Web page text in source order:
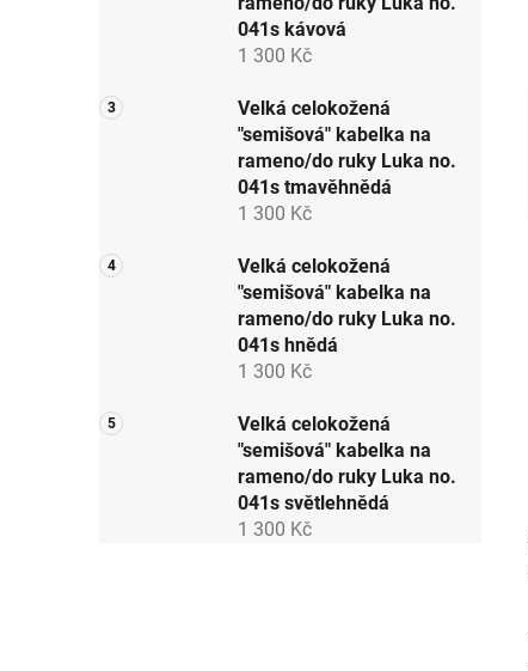
e
041s kávová
1 300 Kč
Velká celokožená
"semišová" kabelka na
rameno/do ruky Luka no.
041s tmavěhnědá
1 300 Kč
Velká celokožená
"semišová" kabelka na
rameno/do ruky Luka no.
041s hnědá
1 300 Kč
Velká celokožená
"semišová" kabelka na
rameno/do ruky Luka no.
041s světlehnědá
1 300 Kč